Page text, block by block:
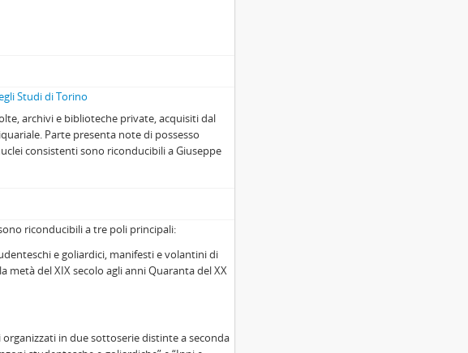
Studi di Torino
archivi e biblioteche private, acquisiti dal
Parte presenta note di possesso
consistenti sono riconducibili a Giuseppe
riconducibili a tre poli principali:
e goliardici, manifesti e volantini di
metà del XIX secolo agli anni Quaranta del XX
in due sottoserie distinte a seconda